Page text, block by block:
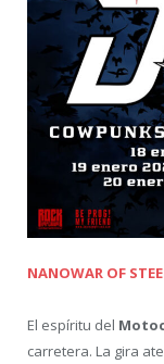
NANOWAR OF
El espíritu del
carretera. La gira